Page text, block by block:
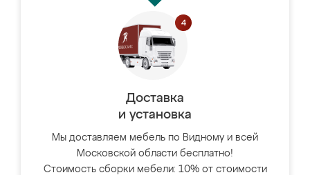
Доставка
и установка
Мы доставляем мебель по Видному и всей
Московской области бесплатно!
Стоимость сборки мебели: 10% от стоимости